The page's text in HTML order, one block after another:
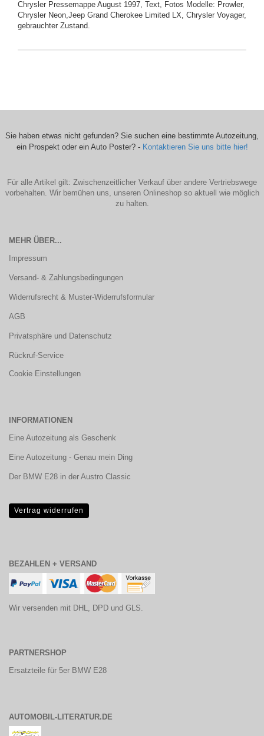
Chrysler Pressemappe August 1997, Text, Fotos Modelle: Prowler,
Chrysler Neon,Jeep Grand Cherokee Limited LX, Chrysler Voyager,
gebrauchter Zustand.
Sie haben etwas nicht gefunden? Sie suchen eine bestimmte Autozeitung,
ein Prospekt oder ein Auto Poster? - Kontaktieren Sie uns bitte hier!
Für alle Artikel gilt: Zwischenzeitlicher Verkauf über andere Vertriebswege
vorbehalten. Wir bemühen uns, unseren Onlineshop so aktuell wie möglich
zu halten.
MEHR ÜBER...
Impressum
Versand- & Zahlungsbedingungen
Widerrufsrecht & Muster-Widerrufsformular
AGB
Privatsphäre und Datenschutz
Rückruf-Service
Cookie Einstellungen
INFORMATIONEN
Eine Autozeitung als Geschenk
Eine Autozeitung - Genau mein Ding
Der BMW E28 in der Austro Classic
Vertrag widerrufen
BEZAHLEN + VERSAND
Wir versenden mit DHL, DPD und GLS.
PARTNERSHOP
Ersatzteile für 5er BMW E28
AUTOMOBIL-LITERATUR.DE